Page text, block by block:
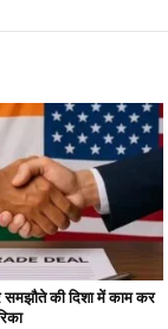
समझौते की दिशा में काम कर